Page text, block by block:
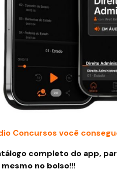
Concursos você
completo do app,
mesmo no bolso!!!